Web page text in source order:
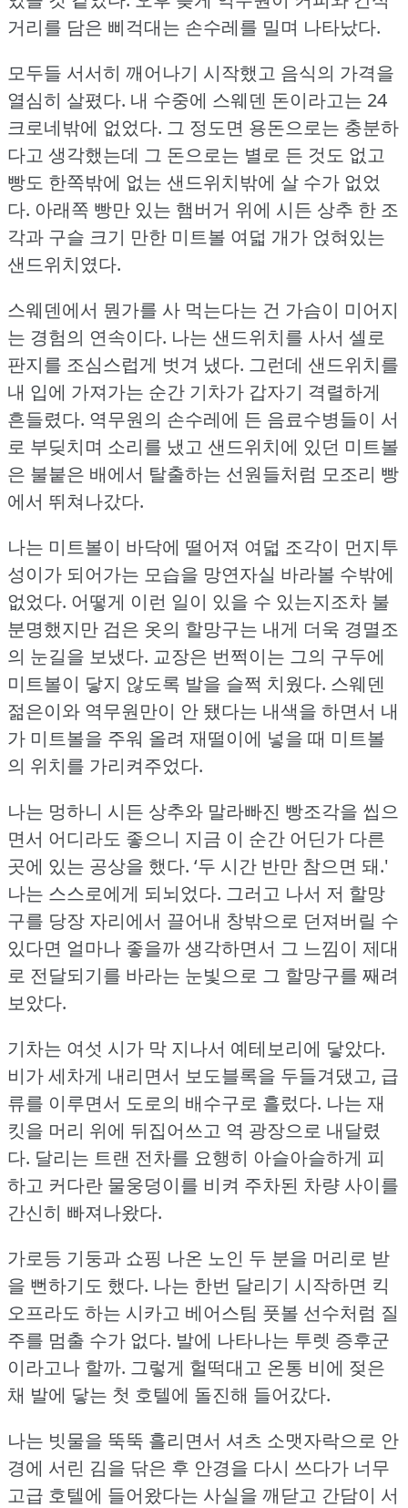
거리를 담은 삐걱대는 손수레를 밀며 나타났다.
모두들 서서히 깨어나기 시작했고 음식의 가격을
열심히 살폈다. 내 수중에 스웨덴 돈이라고는 24
크로네밖에 없었다. 그 정도면 용돈으로는 충분하
다고 생각했는데 그 돈으로는 별로 든 것도 없고
빵도 한쪽밖에 없는 샌드위치밖에 살 수가 없었
다. 아래쪽 빵만 있는 햄버거 위에 시든 상추 한 조
각과 구슬 크기 만한 미트볼 여덟 개가 얹혀있는
샌드위치였다.
스웨덴에서 뭔가를 사 먹는다는 건 가슴이 미어지
는 경험의 연속이다. 나는 샌드위치를 사서 셀로
판지를 조심스럽게 벗겨 냈다. 그런데 샌드위치를
내 입에 가져가는 순간 기차가 갑자기 격렬하게
흔들렸다. 역무원의 손수레에 든 음료수병들이 서
로 부딪치며 소리를 냈고 샌드위치에 있던 미트볼
은 불붙은 배에서 탈출하는 선원들처럼 모조리 빵
에서 뛰쳐나갔다.
나는 미트볼이 바닥에 떨어져 여덟 조각이 먼지투
성이가 되어가는 모습을 망연자실 바라볼 수밖에
없었다. 어떻게 이런 일이 있을 수 있는지조차 불
분명했지만 검은 옷의 할망구는 내게 더욱 경멸조
의 눈길을 보냈다. 교장은 번쩍이는 그의 구두에
미트볼이 닿지 않도록 발을 슬쩍 치웠다. 스웨덴
젊은이와 역무원만이 안 됐다는 내색을 하면서 내
가 미트볼을 주워 올려 재떨이에 넣을 때 미트볼
의 위치를 가리켜주었다.
나는 멍하니 시든 상추와 말라빠진 빵조각을 씹으
면서 어디라도 좋으니 지금 이 순간 어딘가 다른
곳에 있는 공상을 했다. ‘두 시간 반만 참으면 돼.'
나는 스스로에게 되뇌었다. 그러고 나서 저 할망
구를 당장 자리에서 끌어내 창밖으로 던져버릴 수
있다면 얼마나 좋을까 생각하면서 그 느낌이 제대
로 전달되기를 바라는 눈빛으로 그 할망구를 째려
보았다.
기차는 여섯 시가 막 지나서 예테보리에 닿았다.
비가 세차게 내리면서 보도블록을 두들겨댔고, 급
류를 이루면서 도로의 배수구로 흘렀다. 나는 재
킷을 머리 위에 뒤집어쓰고 역 광장으로 내달렸
다. 달리는 트랜 전차를 요행히 아슬아슬하게 피
하고 커다란 물웅덩이를 비켜 주차된 차량 사이를
간신히 빠져나왔다.
가로등 기둥과 쇼핑 나온 노인 두 분을 머리로 받
을 뻔하기도 했다. 나는 한번 달리기 시작하면 킥
오프라도 하는 시카고 베어스팀 풋볼 선수처럼 질
주를 멈출 수가 없다. 발에 나타나는 투렛 증후군
이라고나 할까. 그렇게 헐떡대고 온통 비에 젖은
채 발에 닿는 첫 호텔에 돌진해 들어갔다.
나는 빗물을 뚝뚝 흘리면서 셔츠 소맷자락으로 안
경에 서린 김을 닦은 후 안경을 다시 쓰다가 너무
고급 호텔에 들어왔다는 사실을 깨닫고 간담이 서